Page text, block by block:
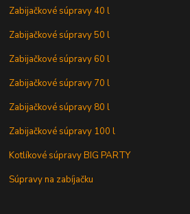
Zabijačkové súpravy 40 l
Zabijačkové súpravy 50 l
Zabijačkové súpravy 60 l
Zabijačkové súpravy 70 l
Zabijačkové súpravy 80 l
Zabijačkové súpravy 100 l
Kotlíkové súpravy BIG PARTY
Súpravy na zabíjačku